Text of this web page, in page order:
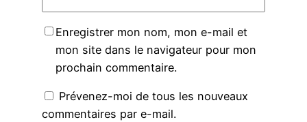
Enregistrer mon nom, mon e-mail et
mon site dans le navigateur pour mon
prochain commentaire.
Prévenez-moi de tous les nouveaux
commentaires par e-mail.